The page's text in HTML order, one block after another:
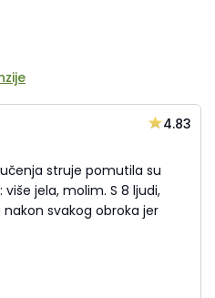
4.83
struje pomutila su
jela, molim. S 8 ljudi,
svakog obroka jer